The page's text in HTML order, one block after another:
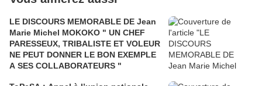
LE DISCOURS MEMORABLE DE Jean
Marie Michel MOKOKO " UN CHEF
PARESSEUX, TRIBALISTE ET VOLEUR
NE PEUT DONNER LE BON EXEMPLE
A SES COLLABORATEURS "